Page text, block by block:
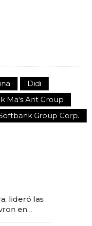
Didi
Ma's Ant Group
Group Corp.
lideró las
en